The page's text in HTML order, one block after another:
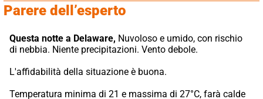
Parere dell’esperto
Questa notte a Delaware, Nuvoloso e umido, con rischio
di nebbia. Niente precipitazioni. Vento debole.
L'affidabilità della situazione è buona.
Temperatura minima di 21 e massima di 27°C, farà calde